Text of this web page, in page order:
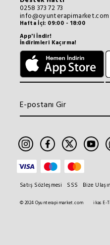
0258 373 72 73
info@oyunterapimarket.com
Hafta İçi: 09:00 - 18:00
App'i İndir!
İndirimleri Kaçırma!
© 2024 Oyunterapimarket.com ikas E-
Satış Sözleşmesi SSS Bize